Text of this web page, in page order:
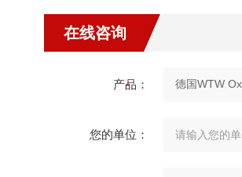
在线咨询
产品：
您的单位：